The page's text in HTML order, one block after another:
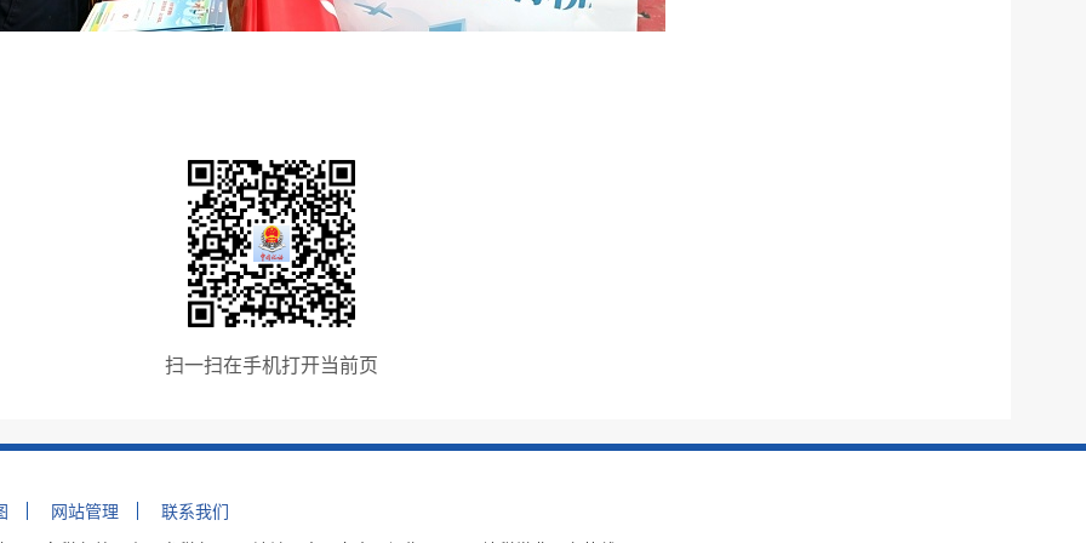
扫一扫在手机打开当前页
网站管理
联系我们